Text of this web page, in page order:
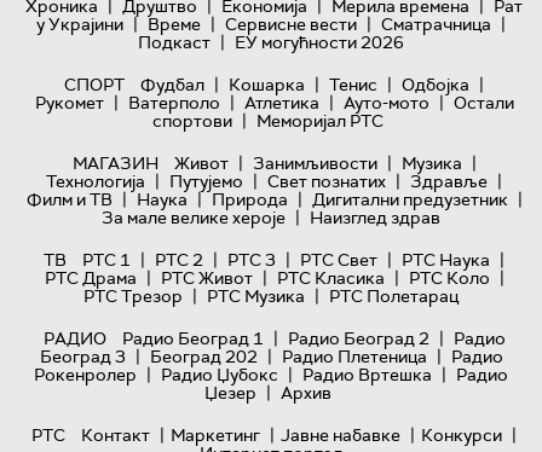
Хроника | Друштво | Економија | Мерила времена | Рат
у Украјини | Време | Сервисне вести | Сматрачница |
Подкаст | ЕУ могућности 2026
СПОРТ
Фудбал | Кошарка | Тенис | Одбојка |
Рукомет | Ватерполо | Атлетика | Ауто-мото | Остали
спортови | Меморијал РТС
МАГАЗИН
Живот | Занимљивости | Музика |
Технологијa | Путујемо | Свет познатих | Здравље |
Филм и ТВ | Наука | Природа | Дигитални предузетник |
За мале велике хероје | Наизглед здрав
ТВ
РТС 1 | РТС 2 | РТС 3 | РТС Свет | РТС Наука |
РТС Драма | РТС Живот | РТС Класика | РТС Коло |
РТС Трезор | РТС Музика | РТС Полетарац
РАДИО
Радио Београд 1 | Радио Београд 2 | Радио
Београд 3 | Београд 202 | Радио Плетеница | Радио
Рокенролер | Радио Џубокс | Радио Вртешка | Радио
Џезер | Архив
РТС
Контакт | Маркетинг | Јавне набавке | Конкурси |